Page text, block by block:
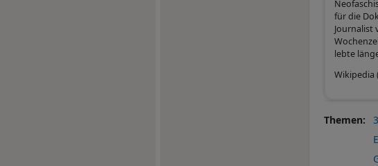
für die
Journalist
lebte
Wikipedia
Themen